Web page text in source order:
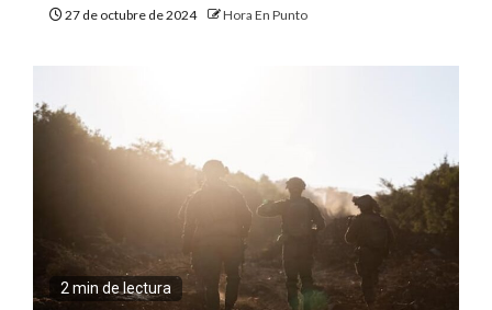
27 de octubre de 2024 Hora En Punto
2 min de lectura